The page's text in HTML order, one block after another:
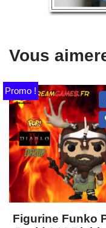
Vous
Promo !
Figurine Funko